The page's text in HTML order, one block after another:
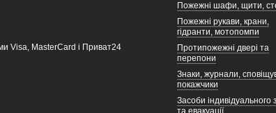
Пожежні шафи, щити,
Пожежні рукави, крани,
гідранти, мотопомпи
Протипожежні двері та
перепони
Знаки, журнали,
покажчики
Засоби індивідуального
та евакуації